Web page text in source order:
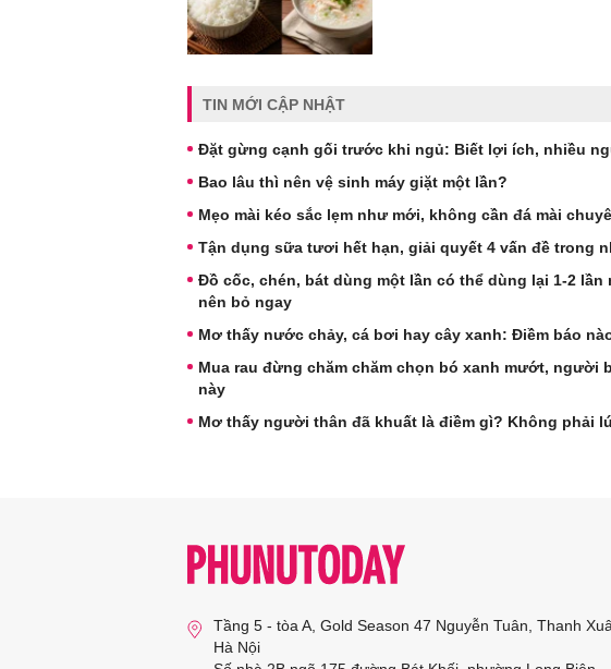
TIN MỚI CẬP NHẬT
Đặt gừng cạnh gối trước khi ngủ: Biết lợi ích, nhiều
Bao lâu thì nên vệ sinh máy giặt một lần?
Mẹo mài kéo sắc lẹm như mới, không cần đá mài
Tận dụng sữa tươi hết hạn, giải quyết 4 vấn đề trong
Đồ cốc, chén, bát dùng một lần có thể dùng lại 1-2
nên bỏ ngay
Mơ thấy nước chảy, cá bơi hay cây xanh: Điềm báo
Mua rau đừng chăm chăm chọn bó xanh mướt, người
này
Mơ thấy người thân đã khuất là điềm gì? Không phải
Tầng 5 - tòa A, Gold Season 47 Nguyễn Tuân, Thanh
Hà Nội